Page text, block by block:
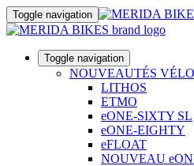
Toggle navigation
Toggle navigation
NOUVEAUTÉS
LITHOS
ETMO
eONE-SIXTY SL
eONE-EIGHTY
eFLOAT
NOUVEAU